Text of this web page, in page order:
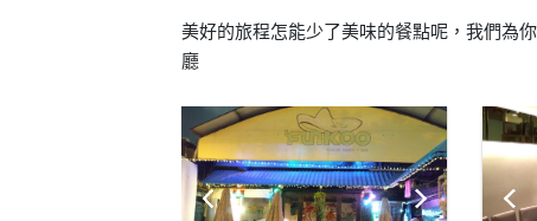
美好的旅程怎能少了美味的餐點呢，我們為
廳